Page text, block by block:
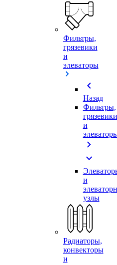
Фильтры,
грязевики
и
элеваторы
chevron_left
Назад
Фильтры,
грязевики
и
chevron_right
expand_more
и
узлы
Радиаторы,
конвекторы
и